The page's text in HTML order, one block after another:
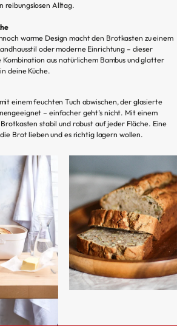
reibungslosen Alltag.
warme Design macht den Brotkasten zu einem
oder moderne Einrichtung – dieser
Kombination aus natürlichem Bambus und glatter
deine Küche.
einem feuchten Tuch abwischen, der glasierte
– einfacher geht’s nicht. Mit einem
stabil und robust auf jeder Fläche. Eine
Brot lieben und es richtig lagern wollen.